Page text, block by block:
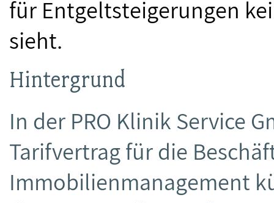
für Entgeltsteigerungen
sieht.
Hintergrund
In der PRO Klinik Service
Tarifvertrag für die
Immobilienmanagement